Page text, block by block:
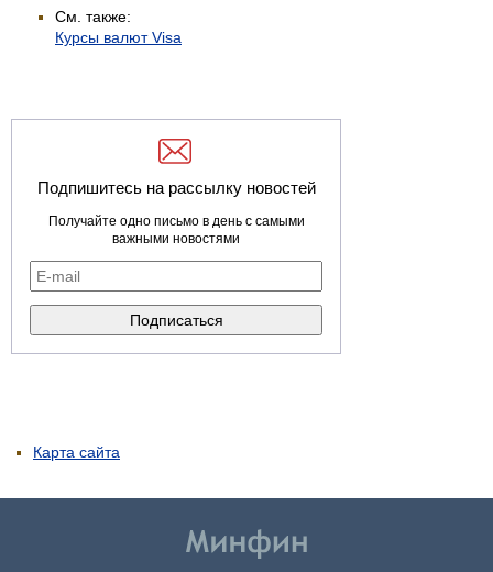
См. также:
Курсы валют Visa
Подпишитесь на рассылку новостей
Получайте одно письмо в день с самыми
важными новостями
Карта сайта